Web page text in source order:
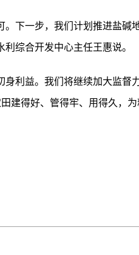
下一步，我们计划推进盐碱
综合开发中心主任王惠说。
利益。我们将继续加大监督
建得好、管得牢、用得久，